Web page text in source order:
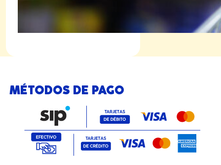
MÉTODOS DE PAGO